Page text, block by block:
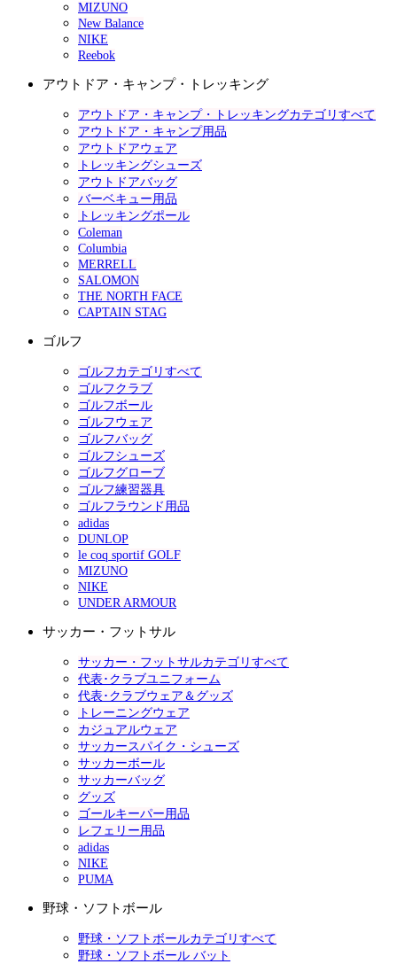
MIZUNO
New Balance
NIKE
Reebok
アウトドア・キャンプ・トレッキング
アウトドア・キャンプ・トレッキングカテゴリすべて
アウトドア・キャンプ用品
アウトドアウェア
トレッキングシューズ
アウトドアバッグ
バーベキュー用品
トレッキングポール
Coleman
Columbia
MERRELL
SALOMON
THE NORTH FACE
CAPTAIN STAG
ゴルフ
ゴルフカテゴリすべて
ゴルフクラブ
ゴルフボール
ゴルフウェア
ゴルフバッグ
ゴルフシューズ
ゴルフグローブ
ゴルフ練習器具
ゴルフラウンド用品
adidas
DUNLOP
le coq sportif GOLF
MIZUNO
NIKE
UNDER ARMOUR
サッカー・フットサル
サッカー・フットサルカテゴリすべて
代表･クラブユニフォーム
代表･クラブウェア＆グッズ
トレーニングウェア
カジュアルウェア
サッカースパイク・シューズ
サッカーボール
サッカーバッグ
グッズ
ゴールキーパー用品
レフェリー用品
adidas
NIKE
PUMA
野球・ソフトボール
野球・ソフトボールカテゴリすべて
野球・ソフトボール バット